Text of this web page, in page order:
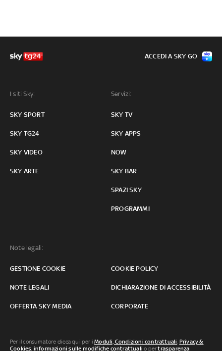
I siti Sky:
SKY SPORT
SKY TG24
SKY VIDEO
SKY ARTE
Servizi:
SKY TV
SKY APPS
NOW
SKY BAR
SPAZI SKY
PROGRAMMI
Note legali:
GESTIONE COOKIE COOKIE POLICY
NOTE LEGALI DICHIARAZIONE DI ACCESSIBILITÀ
OFFERTA SKY MEDIA CORPORATE
ACCEDI A SKY GO
Per il consumatore clicca qui per iModuli, Condizioni contrattuali, Privacy &
Cookies, informazioni sulle modifiche contrattuali o pertrasparenza